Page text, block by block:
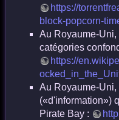
https://
block-popcorn-
Au Royaume-
catégories
https://
Au Royaume-
(«d'information»)
Pirate Bay :